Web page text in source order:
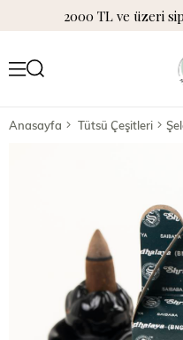
2000 TL ve üzeri
Anasayfa Tütsü Çeşitleri